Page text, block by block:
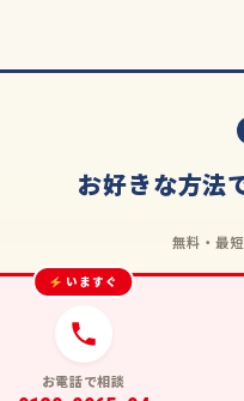
お好きな方法
無料・最
いますぐ
お電話で相談